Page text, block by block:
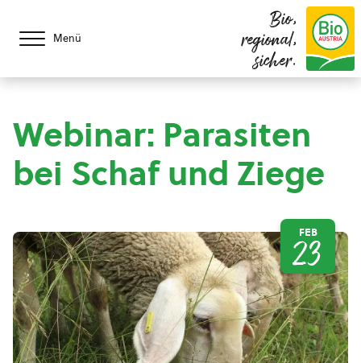
Menü
Bio,
regional,
sicher.
Webinar: Parasiten
bei Schaf und Ziege
FEB
23